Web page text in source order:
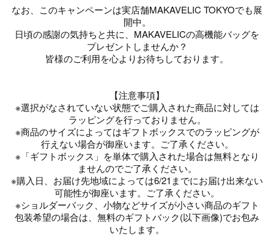
なお、このキャンペーンは実店舗MAKAVELIC TOKYOでも展
開中。
日頃の感謝の気持ちと共に、MAKAVELICの高機能バッグを
プレゼントしませんか？
皆様のご利用を心よりお待ちしております。
【注意事項】
※選択がなされていない状態でご購入された商品に対しては
ラッピングを行っておりません。
※商品のサイズによってはギフトボックスでのラッピングが
行えない場合が御座います。ご了承ください。
※「ギフトボックス」を単体で購入された場合は無料となり
ませんのでご了承ください。
※購入日、お届け先地域によっては6/21までにお届け出来ない
可能性が御座います。ご了承ください。
※ショルダーバック、小物などサイズが小さい商品のギフト
包装希望の場合は、無料のギフトバック(以下画像)でお包み
いたします。